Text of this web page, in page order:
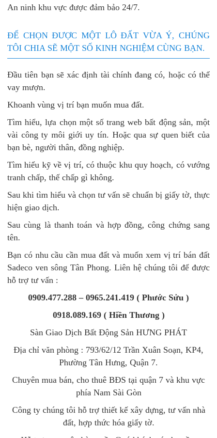
An ninh khu vực được đảm bảo 24/7.
ĐỂ CHỌN ĐƯỢC MỘT LÔ ĐẤT VỪA Ý, CHÚNG
TÔI CHIA SẼ MỘT SỐ KINH NGHIỆM CÙNG BẠN.
Đầu tiên bạn sẽ xác định tài chính đang có, hoặc có thể
vay mượn.
Khoanh vùng vị trí bạn muốn mua đất.
Tìm hiểu, lựa chọn một số trang web bất động sản, một
vài công ty môi giới uy tín. Hoặc qua sự quen biết của
bạn bè, người thân, đồng nghiệp.
Tìm hiểu kỹ về vị trí, có thuộc khu quy hoạch, có vướng
tranh chấp, thế chấp gì không.
Sau khi tìm hiểu và chọn tư vấn sẽ chuẩn bị giấy tờ, thực
hiện giao dịch.
Sau cùng là thanh toán và hợp đồng, công chứng sang
tên.
Bạn có nhu cầu cần mua đất và muốn xem vị trí bán đất
Sadeco ven sông Tân Phong. Liên hệ chúng tôi để được
hỗ trợ tư vấn :
0909.477.288 – 0965.241.419 ( Phước Sửu )
0918.089.169 ( Hiền Thương )
Sàn Giao Dịch Bất Động Sản HƯNG PHÁT
Địa chỉ văn phòng : 793/62/12 Trần Xuân Soạn, KP4,
Phường Tân Hưng, Quận 7.
Chuyên mua bán, cho thuê BĐS tại quận 7 và khu vực
phía Nam Sài Gòn
Công ty chúng tôi hỗ trợ thiết kế xây dựng, tư vấn nhà
đất, hợp thức hóa giấy tờ.